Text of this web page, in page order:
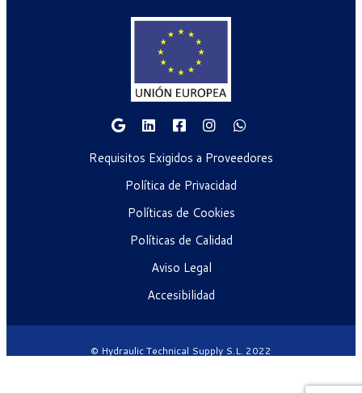
Requisitos Exigidos a Proveedores
Política de Privacidad
Políticas de Cookies
Políticas de Calidad
Aviso Legal
Accesibilidad
© Hydraulic Technical Supply S.L. 2022